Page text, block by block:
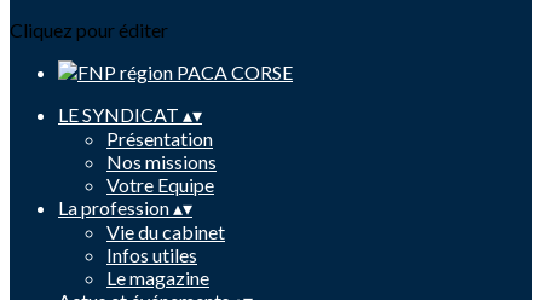
Cliquez pour éditer
LE SYNDICAT ▴▾
Présentation
Nos missions
Votre Equipe
La profession▴▾
Vie du cabinet
Infos utiles
Le magazine